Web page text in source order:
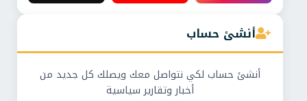
أنشئ حساب
أنشئ حساب لكي نتواصل معك ويصلك كل جديد من
أخبار وتقارير سياسية